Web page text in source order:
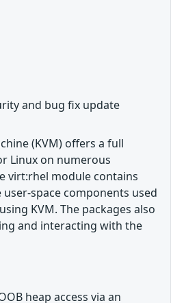
and bug fix update
(KVM) offers a full
Linux on numerous
virt:rhel module contains
space components used
KVM. The packages also
and interacting with the
heap access via an